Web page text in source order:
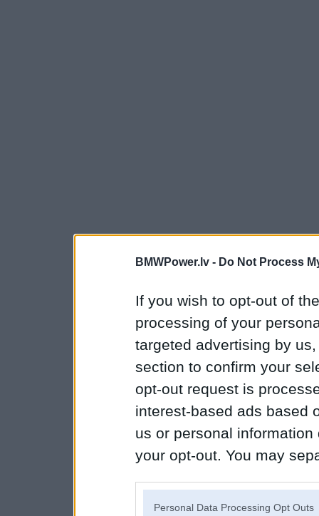
BMWPower.lv - Do Not Process
If you wish to opt-out of
processing of your
targeted advertising by
section to confirm your
opt-out request is
interest-based ads based
us or personal
your opt-out. You may
Personal Data Processing Opt Outs